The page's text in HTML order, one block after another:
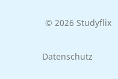
© 2026 Studyflix
Datenschutz